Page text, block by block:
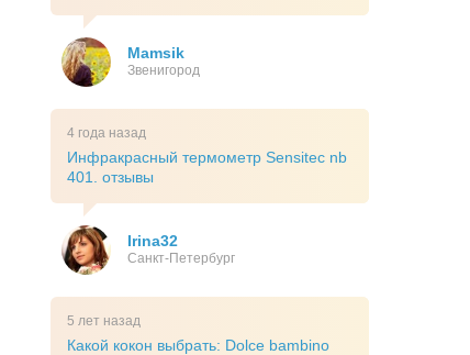
Mamsik
Звенигород
4 года назад
Инфракрасный термометр Sensitec nb
401. отзывы
Irina32
Санкт-Петербург
5 лет назад
Какой кокон выбрать: Dolce bambino